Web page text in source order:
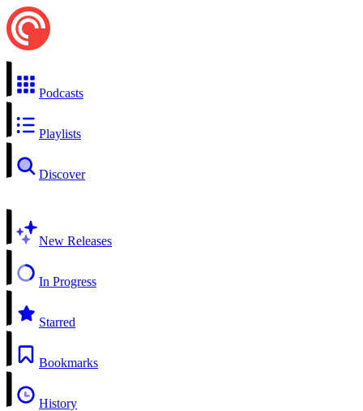
Podcasts
Playlists
Discover
New Releases
In Progress
Starred
Bookmarks
History